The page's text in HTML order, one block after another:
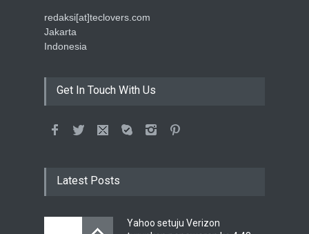
redaksi[at]teclovers.com
Jakarta
Indonesia
Get In Touch With Us
Latest Posts
Yahoo setuju Verizon